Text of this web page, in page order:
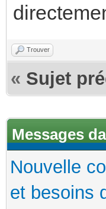
Trouver
« Sujet
Messages
Nouvelle
et besoins